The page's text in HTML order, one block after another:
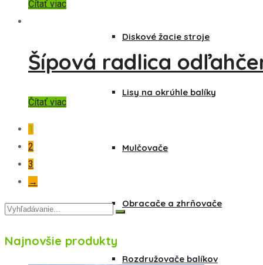
Diskové žacie stroje
Lisy na okrúhle balíky
Mulčovače
Obracače a zhrňovače
Rozdružovače balíkov
Čítať viac
Šípová radlica
Čítať viac
1
2
3
→
Najnovšie produkty